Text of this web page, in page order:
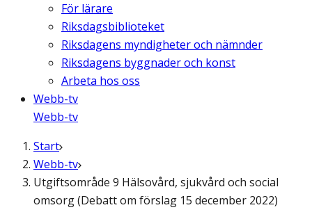
För lärare
Riksdagsbiblioteket
Riksdagens myndigheter och nämnder
Riksdagens byggnader och konst
Arbeta hos oss
Webb-tv
Webb-tv
Start
Webb-tv
Utgiftsområde 9 Hälsovård, sjukvård och social
omsorg (Debatt om förslag 15 december 2022)